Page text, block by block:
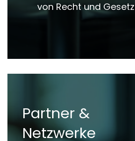
von Recht und Gesetz
Partner &
Netzwerke